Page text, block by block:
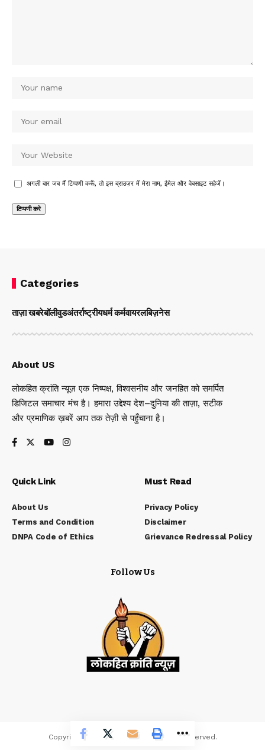
अगली बार जब मैं टिप्पणी करूँ, तो इस ब्राउज़र में मेरा नाम, ईमेल और वेबसाइट सहेजें।
Categories
ताज़ा खबरेबॉलीवुडअंतर्राष्ट्रीयधर्म कर्मवायरलबिज़नेस
About US
लोकहित क्रांति न्यूज़ एक निष्पक्ष, विश्वसनीय और जनहित को समर्पित
डिजिटल समाचार मंच है। हमारा उद्देश्य देश–दुनिया की ताज़ा, सटीक
और प्रमाणिक ख़बरें आप तक तेज़ी से पहुँचाना है।
Quick Link
About Us
Terms and Condition
DNPA Code of Ethics
Must Read
Privacy Policy
Disclaimer
Grievance Redressal Policy
Follow Us
Copyrights © Lokhit Kranti. All Rights Reserved.